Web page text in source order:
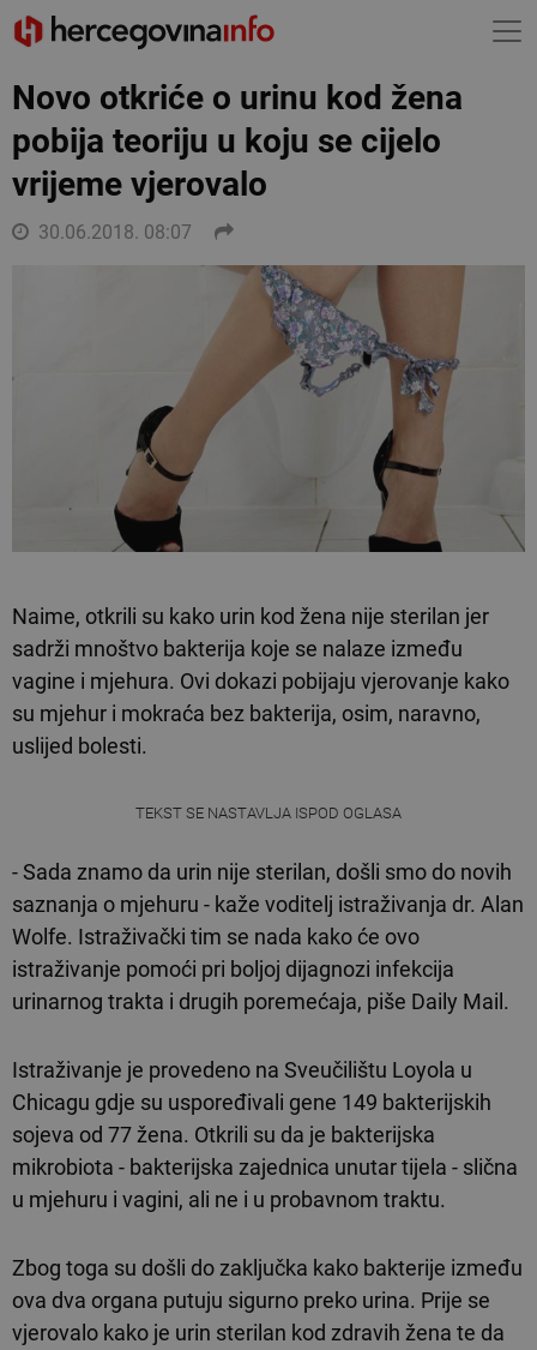
Novo otkriće o urinu kod žena
pobija teoriju u koju se cijelo
vrijeme vjerovalo
30.06.2018. 08:07
Naime, otkrili su kako urin kod žena nije sterilan jer
sadrži mnoštvo bakterija koje se nalaze između
vagine i mjehura. Ovi dokazi pobijaju vjerovanje kako
su mjehur i mokraća bez bakterija, osim, naravno,
uslijed bolesti.
TEKST SE NASTAVLJA ISPOD OGLASA
- Sada znamo da urin nije sterilan, došli smo do novih
saznanja o mjehuru - kaže voditelj istraživanja dr. Alan
Wolfe. Istraživački tim se nada kako će ovo
istraživanje pomoći pri boljoj dijagnozi infekcija
urinarnog trakta i drugih poremećaja, piše Daily Mail.
Istraživanje je provedeno na Sveučilištu Loyola u
Chicagu gdje su uspoređivali gene 149 bakterijskih
sojeva od 77 žena. Otkrili su da je bakterijska
mikrobiota - bakterijska zajednica unutar tijela - slična
u mjehuru i vagini, ali ne i u probavnom traktu.
Zbog toga su došli do zaključka kako bakterije između
ova dva organa putuju sigurno preko urina. Prije se
vjerovalo kako je urin sterilan kod zdravih žena te da